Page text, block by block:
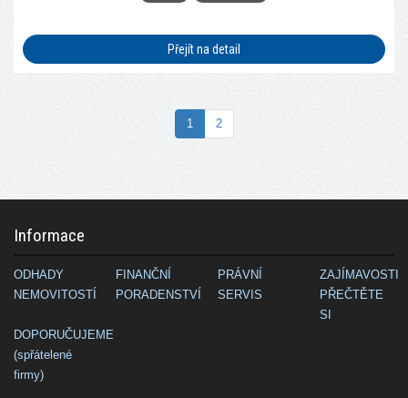
Přejít na detail
1 2
Informace
ODHADY
NEMOVITOSTÍ
FINANČNÍ
PORADENSTVÍ
PRÁVNÍ
SERVIS
ZAJÍMAVOSTI
PŘEČTĚTE
SI
DOPORUČUJEME
(spřátelené
firmy)